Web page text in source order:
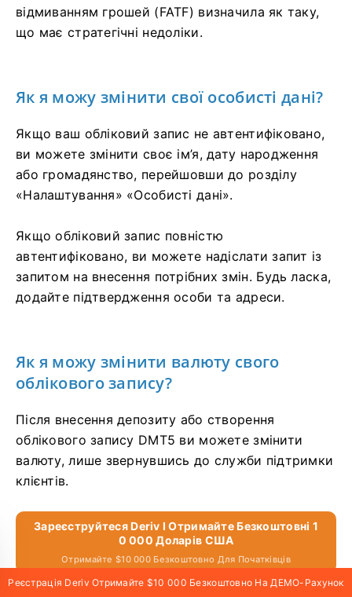
відмиванням грошей (FATF) визначила як таку,
що має стратегічні недоліки.
Як я можу змінити свої особисті дані?
Якщо ваш обліковий запис не автентифіковано,
ви можете змінити своє ім’я, дату народження
або громадянство, перейшовши до розділу
«Налаштування» «Особисті дані».
Якщо обліковий запис повністю
автентифіковано, ви можете надіслати запит із
запитом на внесення потрібних змін. Будь ласка,
додайте підтвердження особи та адреси.
Як я можу змінити валюту свого
облікового запису?
Після внесення депозиту або створення
облікового запису DMT5 ви можете змінити
валюту, лише звернувшись до служби підтримки
клієнтів.
Зареєструйтеся Deriv І Отримайте Безкоштовні 1
0 000 Доларів США
Отримайте $10 000 Безкоштовно Для Початківців
Реєстрація Deriv Отримайте $10 000 Безкоштовно На ДЕМО-Рахунок